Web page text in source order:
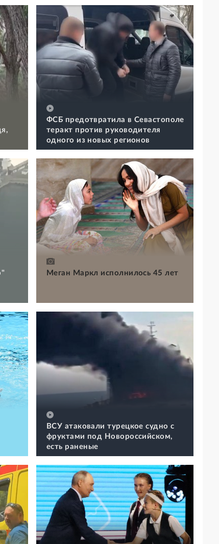
ФСБ предотвратила в Севастополе
теракт против руководителя
одного из новых регионов
Меган Маркл исполнилось 45 лет
ВСУ атаковали турецкое судно с
фруктами под Новороссийском,
есть раненые